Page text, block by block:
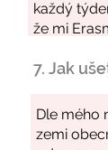
7. Jak